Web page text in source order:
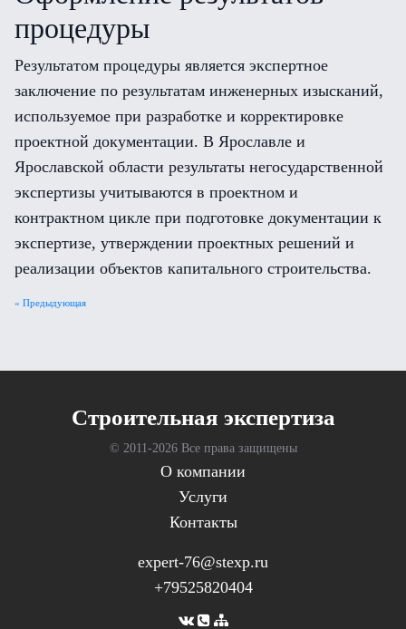
процедуры
Результатом процедуры является экспертное
заключение по результатам инженерных изысканий,
используемое при разработке и корректировке
проектной документации. В Ярославле и
Ярославской области результаты негосударственной
экспертизы учитываются в проектном и
контрактном цикле при подготовке документации к
экспертизе, утверждении проектных решений и
реализации объектов капитального строительства.
« Предыдующая
Cтроительная экспертиза
© 2011-2026 Все права защищены
О компании
Услуги
Контакты
expert-76@stexp.ru
+79525820404